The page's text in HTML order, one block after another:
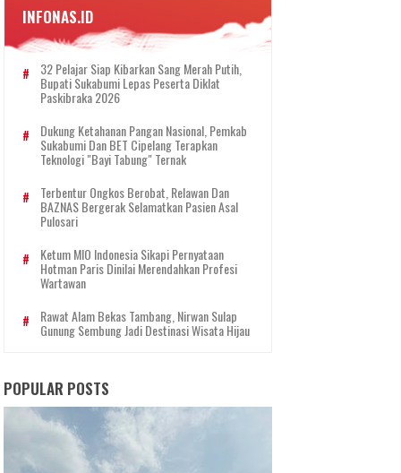
INFONAS.ID
32 Pelajar Siap Kibarkan Sang Merah Putih,
Bupati Sukabumi Lepas Peserta Diklat
Paskibraka 2026
Dukung Ketahanan Pangan Nasional, Pemkab
Sukabumi Dan BET Cipelang Terapkan
Teknologi "Bayi Tabung" Ternak
Terbentur Ongkos Berobat, Relawan Dan
BAZNAS Bergerak Selamatkan Pasien Asal
Pulosari
Ketum MIO Indonesia Sikapi Pernyataan
Hotman Paris Dinilai Merendahkan Profesi
Wartawan
Rawat Alam Bekas Tambang, Nirwan Sulap
Gunung Sembung Jadi Destinasi Wisata Hijau
POPULAR POSTS